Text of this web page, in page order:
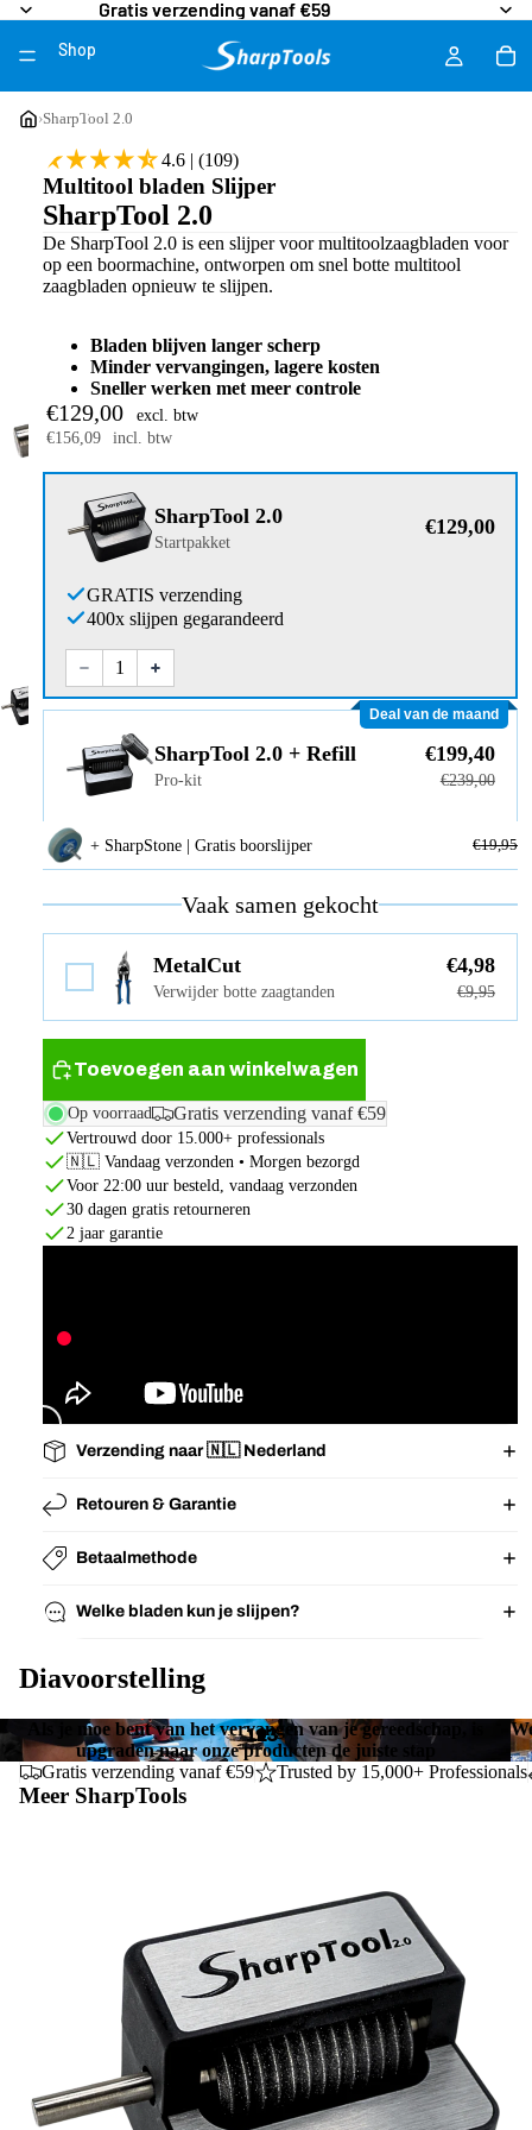
Gratis verzending vanaf €59
Gratis verzending vanaf €59
Shop
›SharpTool 2.0
4.6 | (109)
Multitool bladen Slijper
SharpTool 2.0
De SharpTool 2.0 is een slijper voor multitoolzaagbladen voor
op een boormachine, ontworpen om snel botte multitool
zaagbladen opnieuw te slijpen.
Bladen blijven langer scherp
Minder vervangingen, lagere kosten
Sneller werken met meer controle
€129,00
excl. btw
€156,09
incl. btw
SharpTool 2.0
Startpakket
€129,00
GRATIS verzending
400x slijpen gegarandeerd
Deal van de maand
SharpTool 2.0 + Refill
Pro-kit
€199,40
€239,00
+ SharpStone | Gratis boorslijper €19,95
Vaak samen gekocht
MetalCut
Verwijder botte zaagtanden
€4,98
€9,95
Toevoegen aan winkelwagen
Op voorraad Gratis verzending vanaf €59
Vertrouwd door 15.000+ professionals
🇳🇱 Vandaag verzonden • Morgen bezorgd
Voor 22:00 uur besteld, vandaag verzonden
30 dagen gratis retourneren
2 jaar garantie
Verzending naar 🇳🇱 Nederland
Retouren & Garantie
Betaalmethode
Welke bladen kun je slijpen?
Diavoorstelling
Als je moe bent van het vervangen van je gereedschap, is
upgraden naar onze producten de juiste stap
123
Gratis verzending vanaf €59
Trusted by 15,000+ Professionals
Meer SharpTools